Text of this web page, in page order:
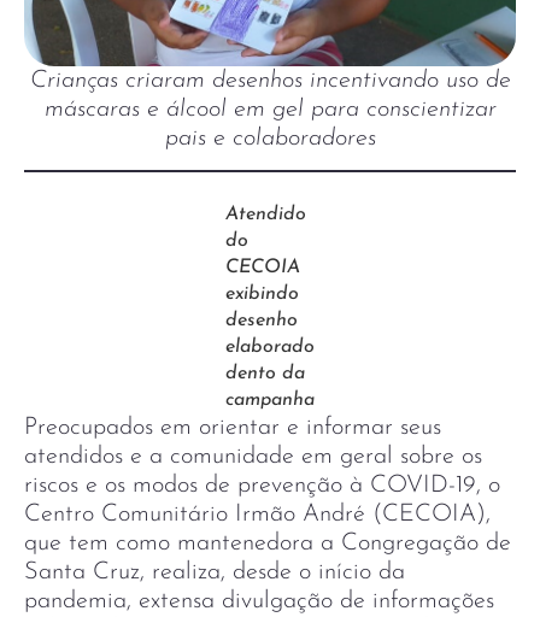
Crianças criaram desenhos incentivando uso de
máscaras e álcool em gel para conscientizar
pais e colaboradores
Atendido
do
CECOIA
exibindo
desenho
elaborado
dento da
campanha
Preocupados em orientar e informar seus
atendidos e a comunidade em geral sobre os
riscos e os modos de prevenção à COVID-19, o
Centro Comunitário Irmão André (CECOIA),
que tem como mantenedora a Congregação de
Santa Cruz, realiza, desde o início da
pandemia, extensa divulgação de informações